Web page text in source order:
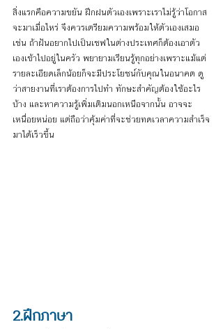
สิ่งแรกคือความขยัน ฝึกฝนตัวเองเพราะเราไม่รู้ว่าโอกาส
จะมาเมื่อไหร่ จึงควรเตรียมความพร้อมให้ตัวเองเสมอ
เช่น ถ้าฝันอยากไปเป็นเชฟในต่างประเทศก็ต้องเอาตัว
เองเข้าไปอยู่ในครัว พยายามเรียนรู้ทุกอย่างเพราะแม้แต่
รายละเอียดเล็กน้อยก็จะมีประโยชน์กับคุณในอนาคต ดู
ว่าสายงานที่เราต้องการไปทำ ทักษะสำคัญต้องใช้อะไร
บ้าง และหาความรู้เพิ่มเติมนอกเหนือจากนั้น อาจจะ
เหนื่อยหน่อย แต่ถือว่าคุ้มค่าที่จะช่วยทดเวลาความสำเร็จ
มาได้เร็วขึ้น
2.ฝึกภาษา